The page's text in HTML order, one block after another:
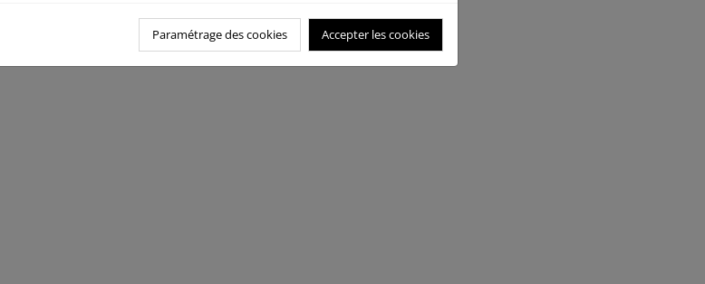
Paramétrage des cookies Accepter les cookies